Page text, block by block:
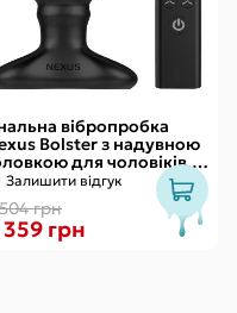
вібропробка
Bolster з надувною
для чоловіків,
ДК
Залишити відгук
грн
грн